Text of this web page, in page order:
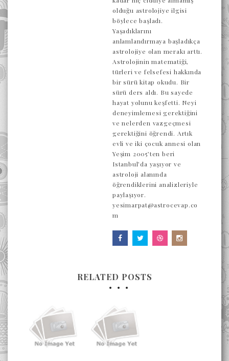
olduğu astrolojiye ilgisi
böylece başladı.
Yaşadıklarını
anlamlandırmaya başladıkça
astrolojiye olan merakı arttı.
Astrolojinin matematiği,
türleri ve felsefesi hakkında
bir sürü kitap okudu. Bir
sürü ders aldı. Bu sayede
hayat yolunu keşfetti. Neyi
deneyimlemesi gerektiğini
ve nelerden vazgeçmesi
gerektiğini öğrendi. Artık
evli ve iki çocuk annesi olan
Yeşim 2005’ten beri
Istanbul’da yaşıyor ve
astroloji alanında
öğrendiklerini analizleriyle
paylaşıyor.
yesimarpat@astrocevap.co
m
RELATED POSTS